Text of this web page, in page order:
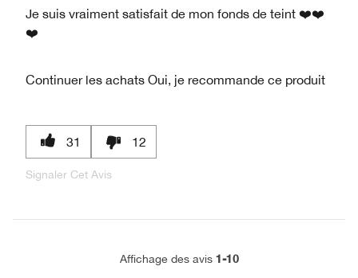
Je suis vraiment satisfait de mon fonds de teint ❤️❤️
❤️
Continuer les achats Oui, je recommande ce produit
31 12
Signaler Cet Avis
Affichage des avis 1-10